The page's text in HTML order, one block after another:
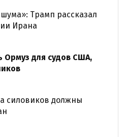
Трамп рассказал
Ирана
Ормуз для судов США,
силовиков должны